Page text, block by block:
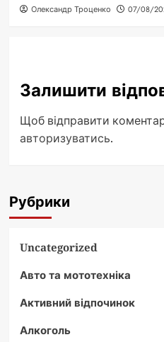
Олександр Троценко 07/08/
Залишити
Щоб відправити
авторизуватись.
Рубрики
Uncategorized
Авто та мототехніка
Активний відпочинок
Алкоголь